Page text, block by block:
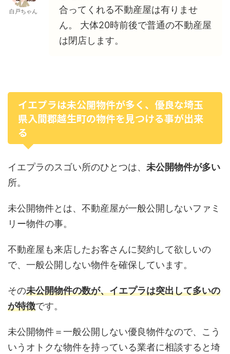
白戸ちゃん
合ってくれる不動産屋は有りませ
ん。 大体20時前後で普通の不動産屋
は閉店します。
イエプラは未公開物件が多く、優良な埼玉
県入間郡越生町の物件を見つける事が出来
る
イエプラのスゴい所のひとつは、 未公開物件が多い
所。
未公開物件とは、不動産屋が一般公開しないファミ
リー物件の事。
不動産屋も来店したお客さんに契約して欲しいの
で、一般公開しない物件を確保しています。
その未公開物件の数が、イエプラは突出して多いの
が特徴です。
未公開物件＝一般公開しない優良物件なので、こう
いうオトクな物件を持っている業者に相談すると埼